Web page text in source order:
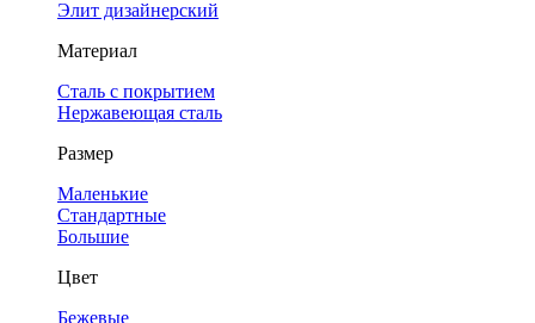
Элит дизайнерский
Материал
Сталь с покрытием
Нержавеющая сталь
Размер
Маленькие
Стандартные
Большие
Цвет
Бежевые